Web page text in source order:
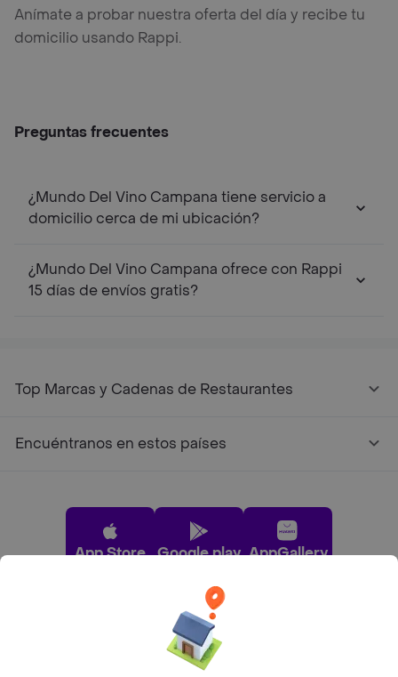
Anímate a probar nuestra oferta del día y recibe tu
domicilio usando Rappi.
Preguntas frecuentes
¿Mundo Del Vino Campana tiene servicio a
domicilio cerca de mi ubicación?
¿Mundo Del Vino Campana ofrece con Rappi
15 días de envíos gratis?
Top Marcas y Cadenas de Restaurantes
Encuéntranos en estos países
App Store Google play AppGallery
Pide tu comida favorita cerca de ti